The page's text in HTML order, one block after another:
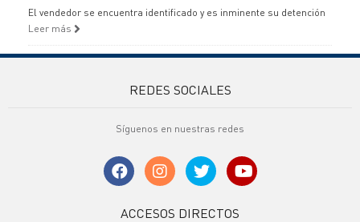
El vendedor se encuentra identificado y es inminente su detención
Leer más
REDES SOCIALES
Síguenos en nuestras redes
ACCESOS DIRECTOS